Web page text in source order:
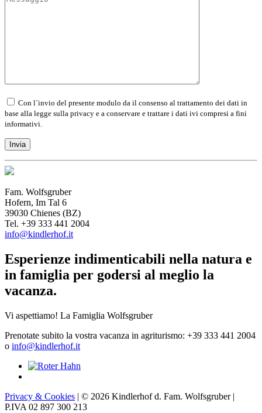
Con l´invio del presente modulo da il consenso al trattamento dei dati in
base alla legge sulla privacy e a conservare e trattare i dati ivi compresi a fini
informativi.
Fam. Wolfsgruber
Hofern, Im Tal 6
39030 Chienes (BZ)
Tel. +39 333 441 2004
info@kindlerhof.it
Esperienze indimenticabili nella natura e
in famiglia per godersi al meglio la
vacanza.
Vi aspettiamo! La Famiglia Wolfsgruber
Prenotate subito la vostra vacanza in agriturismo: +39 333 441 2004
o info@kindlerhof.it
Privacy & Cookies | © 2026 Kindlerhof d. Fam. Wolfsgruber |
P.IVA 02 897 300 213